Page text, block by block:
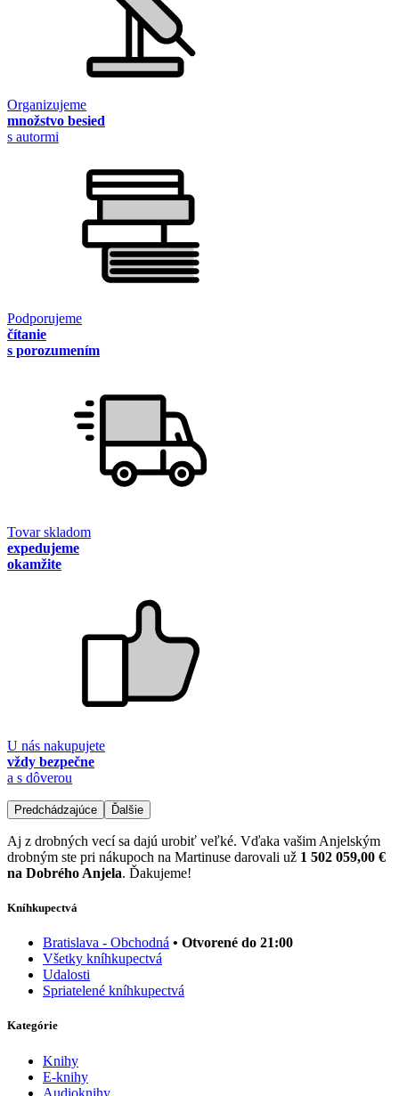
Organizujeme
množstvo besied
s autormi
Podporujeme
čítanie
s porozumením
Tovar skladom
expedujeme
okamžite
U nás nakupujete
vždy bezpečne
a s dôverou
Predchádzajúce Ďalšie
Aj z drobných vecí sa dajú urobiť veľké. Vďaka vašim Anjelským
drobným ste pri nákupoch na Martinuse darovali už 1 502 059,00 €
na Dobrého Anjela. Ďakujeme!
Kníhkupectvá
Bratislava - Obchodná • Otvorené do 21:00
Všetky kníhkupectvá
Udalosti
Spriatelené kníhkupectvá
Kategórie
Knihy
E-knihy
Audioknihy